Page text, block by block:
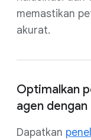
memastikan
akurat.
Optimalkan
agen
Dapatkan